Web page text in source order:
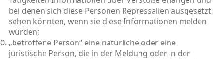
bei denen sich diese Personen Repressalien ausgesetzt
sehen könnten, wenn sie diese Informationen melden
würden;
„betroffene Person“ eine natürliche oder eine
juristische Person, die in der Meldung oder in der